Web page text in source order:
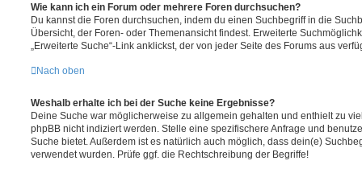
Wie kann ich ein Forum oder mehrere Foren durchsuchen?
Du kannst die Foren durchsuchen, indem du einen Suchbegriff in die
Übersicht, der Foren- oder Themenansicht findest. Erweiterte
„Erweiterte Suche“-Link anklickst, der von jeder Seite des Forums aus
Nach oben
Weshalb erhalte ich bei der Suche keine Ergebnisse?
Deine Suche war möglicherweise zu allgemein gehalten und enthielt zu
phpBB nicht indiziert werden. Stelle eine spezifischere Anfrage und
Suche bietet. Außerdem ist es natürlich auch möglich, dass dein(e)
verwendet wurden. Prüfe ggf. die Rechtschreibung der Begriffe!